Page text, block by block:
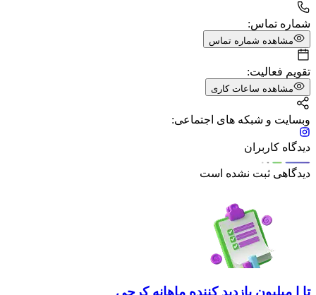
شماره تماس:
مشاهده شماره تماس
تقویم فعالیت:
مشاهده ساعات کاری
وبسایت و شبکه های اجتماعی:
دیدگاه کاربران
دیدگاهی ثبت نشده است
تا ا میلیون بازدید کننده ماهانه کرجی